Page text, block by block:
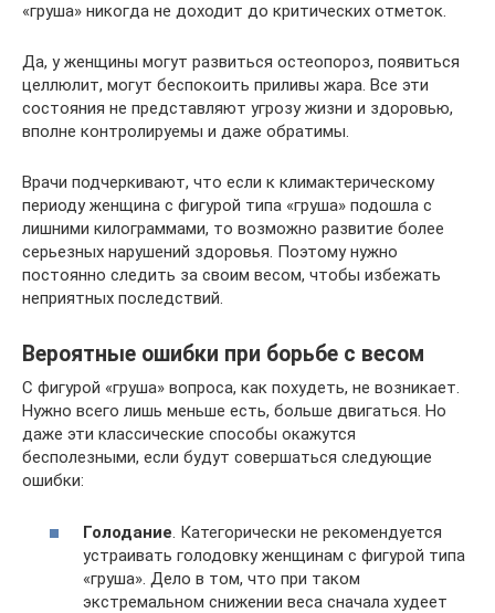
«груша» никогда не доходит до критических отметок.
Да, у женщины могут развиться остеопороз, появиться
целлюлит, могут беспокоить приливы жара. Все эти
состояния не представляют угрозу жизни и здоровью,
вполне контролируемы и даже обратимы.
Врачи подчеркивают, что если к климактерическому
периоду женщина с фигурой типа «груша» подошла с
лишними килограммами, то возможно развитие более
серьезных нарушений здоровья. Поэтому нужно
постоянно следить за своим весом, чтобы избежать
неприятных последствий.
Вероятные ошибки при борьбе с весом
С фигурой «груша» вопроса, как похудеть, не возникает.
Нужно всего лишь меньше есть, больше двигаться. Но
даже эти классические способы окажутся
бесполезными, если будут совершаться следующие
ошибки:
Голодание . Категорически не рекомендуется
устраивать голодовку женщинам с фигурой типа
«груша». Дело в том, что при таком
экстремальном снижении веса сначала худеет